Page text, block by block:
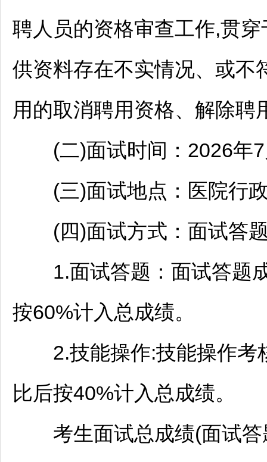
聘人员的资格审查工作,贯穿
供资料存在不实情况、或不
用的取消聘用资格、解除聘
(二)面试时间：2026年7
(三)面试地点：医院行政
(四)面试方式：面试答题
1.面试答题：面试答题成
按60%计入总成绩。
2.技能操作:技能操作考
比后按40%计入总成绩。
考生面试总成绩(面试答